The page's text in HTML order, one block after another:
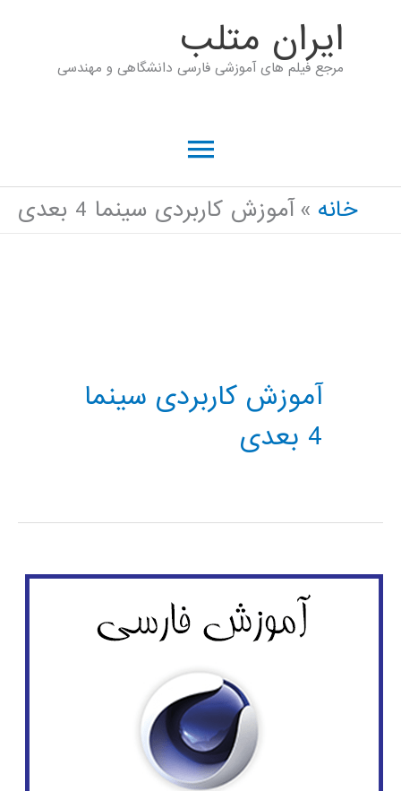
ايران متلب
مرجع فیلم های آموزشی فارسی دانشگاهی و مهندسی
فهرست
اصلی
خانه آموزش کاربردی سینما 4 بعدی
آموزش کاربردی سینما
4 بعدی